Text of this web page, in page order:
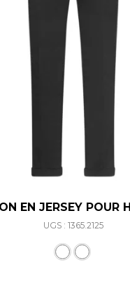
EN JERSEY POUR
UGS : 1365.2125